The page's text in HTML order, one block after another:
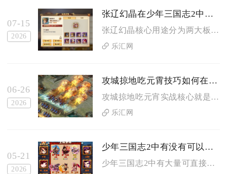
07-15
2026
张辽幻晶在少年三国志2中怎样使用
张辽幻晶核心用途分为两大板块，一是集齐100枚完成红张辽幻紫...
乐汇网
06-26
2026
攻城掠地吃元霄技巧如何在实战中实施
攻城掠地吃元宵实战核心就是提前锁高等级元宵、最大化参与轮次、...
乐汇网
05-21
2026
少年三国志2中有没有可以增加攻击力的符
少年三国志2中有大量可直接或间接增加攻击力的符，涵盖兵符、化...